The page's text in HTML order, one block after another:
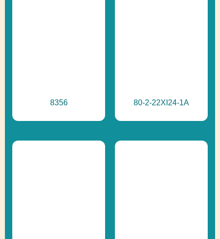
8356 80-2-22XI24-1A